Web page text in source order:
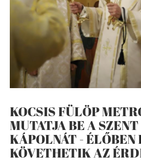
KOCSIS FÜLÖP
MUTATJA BE A
KÁPOLNÁT - ÉLŐBEN
KÖVETHETIK AZ